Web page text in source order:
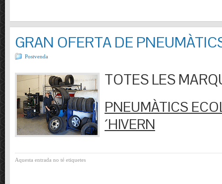
GRAN OFERTA DE
Postvenda
TOTES LES
PNEUMÀTICS
´HIVERN
Aquesta entrada no té etiquetes